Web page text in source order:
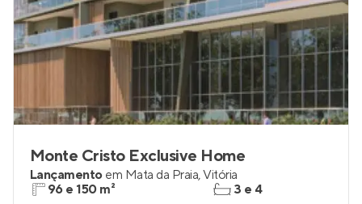
Monte Cristo Exclusive Home
Lançamento em Mata da Praia,Vitória
96 e 150 m²
3 e 4